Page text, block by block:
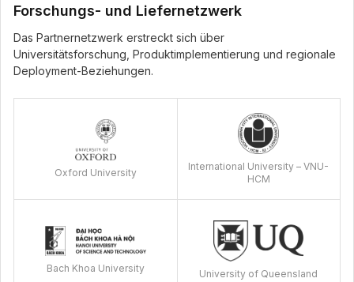
Forschungs- und Liefernetzwerk
Das Partnernetzwerk erstreckt sich über
Universitätsforschung, Produktimplementierung und regionale
Deployment-Beziehungen.
Oxford University
International University – VNU-
HCM
Bach Khoa University University of Queensland